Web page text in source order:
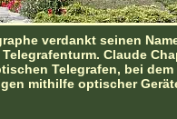
verdankt seinen
Claude
Telegrafen, bei dem
mithilfe optischer